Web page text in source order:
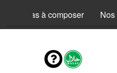
Pizzas à composer Nos